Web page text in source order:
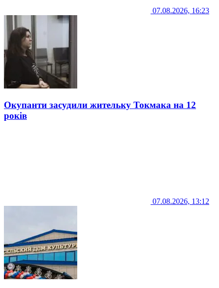
07.08.2026, 16:23
Окупанти засудили жительку Токмака на 12
років
07.08.2026, 13:12